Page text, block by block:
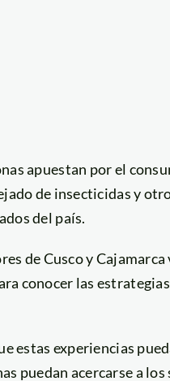
apuestan por el
de insecticidas y
del país.
de Cusco y
conocer las
estas experiencias
puedan acercarse a